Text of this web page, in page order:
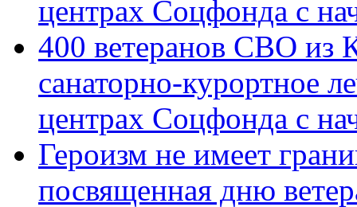
центрах Соцфонда с
400 ветеранов СВО из
санаторно-курортное
центрах Соцфонда с
Героизм не имеет
посвященная дню